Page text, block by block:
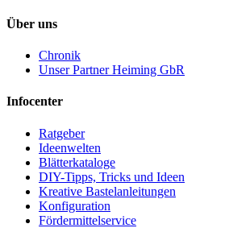
Über uns
Chronik
Unser Partner Heiming GbR
Infocenter
Ratgeber
Ideenwelten
Blätterkataloge
DIY-Tipps, Tricks und Ideen
Kreative Bastelanleitungen
Konfiguration
Fördermittelservice